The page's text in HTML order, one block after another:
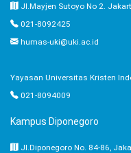
Jl.Mayjen Sutoyo No 2.
021-8092425
humas-uki@uki.ac.id
Yayasan Universitas Kristen
021-8094009
Kampus Diponegoro
Jl.Diponegoro No. 84-86,